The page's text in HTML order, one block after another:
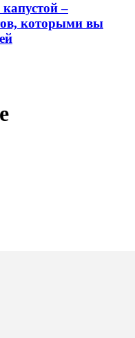
–
которыми вы